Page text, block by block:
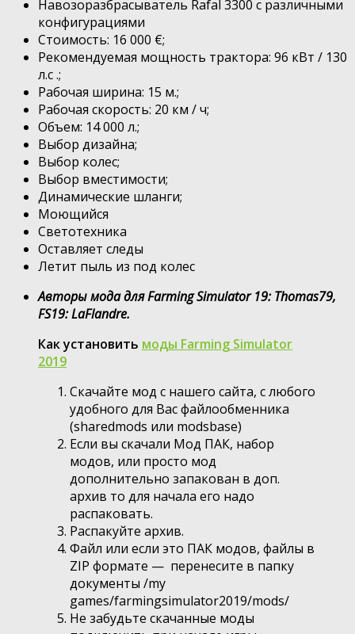
Навозоразбрасыватель Rafal 3300 с различными
конфигурациями
Стоимость: 16 000 €;
Рекомендуемая мощность трактора: 96 кВт / 130
л.с .;
Рабочая ширина: 15 м.;
Рабочая скорость: 20 км / ч;
Объем: 14 000 л.;
Выбор дизайна;
Выбор колес;
Выбор вместимости;
Динамические шланги;
Моющийся
Светотехника
Оставляет следы
Летит пыль из под колес
Авторы мода для Farming Simulator 19: Thomas79,
FS19: LaFlandre.
Как установить моды Farming Simulator
2019
Скачайте мод с нашего сайта, с любого
удобного для Вас файлообменника
(sharedmods или modsbase)
Если вы скачали Мод ПАК, набор
модов, или просто мод
дополнительно запакован в доп.
архив то для начала его надо
распаковать.
Распакуйте архив.
Файл или если это ПАК модов, файлы в
ZIP формате — перенесите в папку
документы /my
games/farmingsimulator2019/mods/
Не забудьте скачанные моды